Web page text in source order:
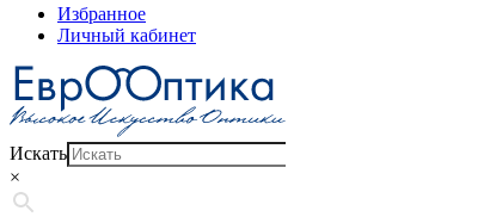
Избранное
Личный кабинет
Искать
×